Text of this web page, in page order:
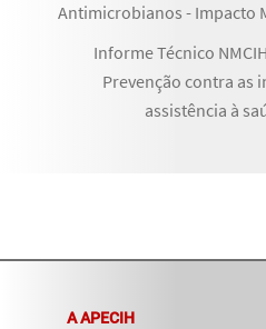
Antimicrobianos - Impacto
Informe Técnico
Prevenção contra as
assistência à
A APECIH